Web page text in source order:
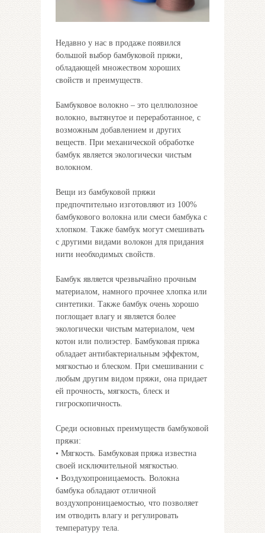
Недавно у нас в продаже появился
большой выбор бамбуковой пряжи,
обладающей множеством хороших
свойств и преимуществ.
Бамбуковое волокно – это целлюлозное
волокно, вытянутое и переработанное, с
возможным добавлением и других
веществ. При механической обработке
бамбук является экологически чистым
волокном.
Вещи из бамбуковой пряжи
предпочтительно изготовляют из 100%
бамбукового волокна или смеси бамбука с
хлопком. Также бамбук могут смешивать
с другими видами волокон для придания
нити необходимых свойств.
Бамбук является чрезвычайно прочным
материалом, намного прочнее хлопка или
синтетики. Также бамбук очень хорошо
поглощает влагу и является более
экологически чистым материалом, чем
котон или полиэстер. Бамбуковая пряжа
обладает антибактериальным эффектом,
мягкостью и блеском. При смешивании с
любым другим видом пряжи, она придает
ей прочность, мягкость, блеск и
гигроскопичность.
Среди основных преимуществ бамбуковой
пряжи:
• Мягкость. Бамбуковая пряжа известна
своей исключительной мягкостью.
• Воздухопроницаемость. Волокна
бамбука обладают отличной
воздухопроницаемостью, что позволяет
им отводить влагу и регулировать
температуру тела.